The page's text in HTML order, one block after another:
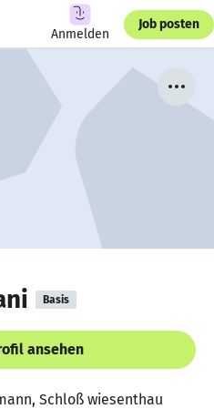
Anmelden
Job posten
Basis
ansehen
Schloß wiesenthau